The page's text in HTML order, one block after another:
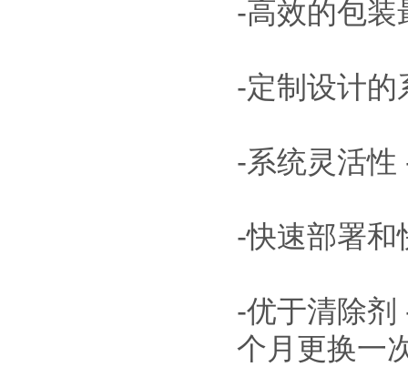
-高效的包装
-定制设计的
-系统灵活性
-快速部署和
-优于清除剂
个月更换一